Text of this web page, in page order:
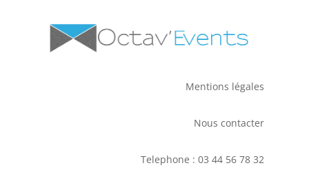
Mentions légales
Nous contacter
Telephone : 03 44 56 78 32